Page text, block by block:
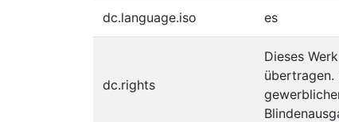
dc.language.iso es
dc.rights
Dieses